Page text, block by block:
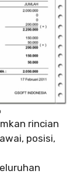
rincian
posisi,